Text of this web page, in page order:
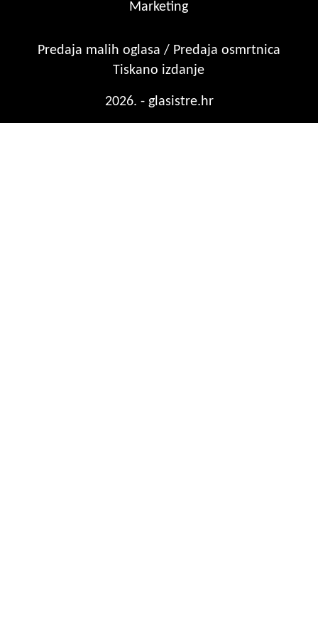
Marketing
Predaja malih oglasa / Predaja osmrtnica
Tiskano izdanje
2026. - glasistre.hr